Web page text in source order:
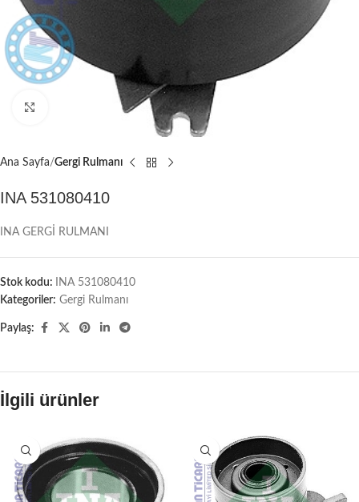
Büyütmek için tıklayın
Ana Sayfa Gergi Rulmanı
INA 531080410
INA GERGİ RULMANI
Stok kodu:
INA 531080410
Kategoriler: Gergi Rulmanı
Paylaş:
İlgili ürünler